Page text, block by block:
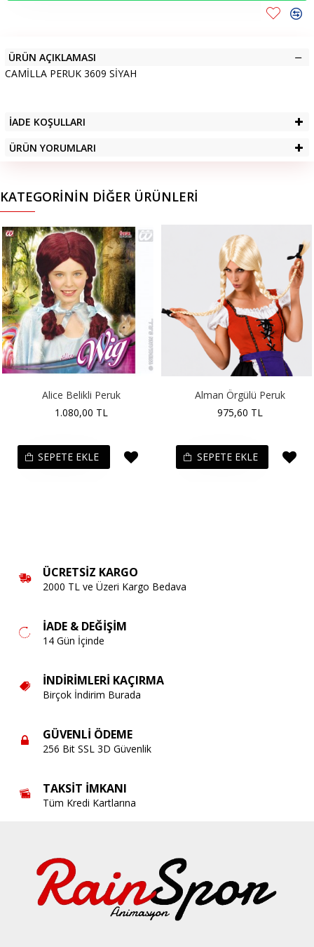
ÜRÜN AÇIKLAMASI
CAMİLLA PERUK 3609 SİYAH
İADE KOŞULLARI
ÜRÜN YORUMLARI
KATEGORININ DIĞER ÜRÜNLERI
Alice Belikli Peruk
1.080,00 TL
SEPETE EKLE
Alman Örgülü Peruk
975,60 TL
SEPETE EKLE
ÜCRETSIZ KARGO
2000 TL ve Üzeri Kargo Bedava
İADE & DEĞIŞIM
14 Gün İçinde
İNDIRIMLERI KAÇIRMA
Birçok İndirim Burada
GÜVENLI ÖDEME
256 Bit SSL 3D Güvenlik
TAKSIT İMKANI
Tüm Kredi Kartlarına